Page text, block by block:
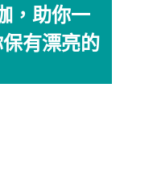
，助你一
有漂亮的